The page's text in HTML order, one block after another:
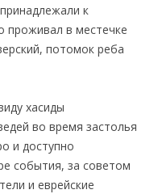
к
проживал в местечке
потомок реба
хасиды
во время застолья
и доступно
события, за советом
и еврейские